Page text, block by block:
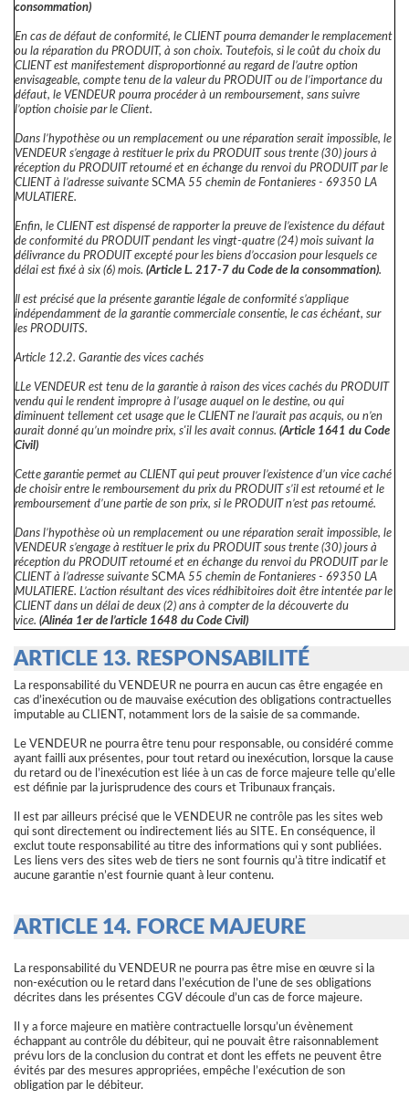
consommation)
En cas de défaut de conformité, le CLIENT pourra demander le remplacement
ou la réparation du PRODUIT, à son choix. Toutefois, si le coût du choix du
CLIENT est manifestement disproportionné au regard de l’autre option
envisageable, compte tenu de la valeur du PRODUIT ou de l’importance du
défaut, le VENDEUR pourra procéder à un remboursement, sans suivre
l’option choisie par le Client.
Dans l’hypothèse ou un remplacement ou une réparation serait impossible, le
VENDEUR s’engage à restituer le prix du PRODUIT sous trente (30) jours à
réception du PRODUIT retourné et en échange du renvoi du PRODUIT par le
CLIENT à l’adresse suivante SCMA 55 chemin de Fontanieres - 69350 LA
MULATIERE.
Enfin, le CLIENT est dispensé de rapporter la preuve de l’existence du défaut
de conformité du PRODUIT pendant les vingt-quatre (24) mois suivant la
délivrance du PRODUIT excepté pour les biens d’occasion pour lesquels ce
délai est fixé à six (6) mois. (Article L. 217-7 du Code de la consommation).
Il est précisé que la présente garantie légale de conformité s’applique
indépendamment de la garantie commerciale consentie, le cas échéant, sur
les PRODUITS.
Article 12.2. Garantie des vices cachés
LLe VENDEUR est tenu de la garantie à raison des vices cachés du PRODUIT
vendu qui le rendent impropre à l’usage auquel on le destine, ou qui
diminuent tellement cet usage que le CLIENT ne l’aurait pas acquis, ou n’en
aurait donné qu’un moindre prix, s'il les avait connus. (Article 1641 du Code
Civil)
Cette garantie permet au CLIENT qui peut prouver l’existence d’un vice caché
de choisir entre le remboursement du prix du PRODUIT s’il est retourné et le
remboursement d’une partie de son prix, si le PRODUIT n’est pas retourné.
Dans l’hypothèse où un remplacement ou une réparation serait impossible, le
VENDEUR s’engage à restituer le prix du PRODUIT sous trente (30) jours à
réception du PRODUIT retourné et en échange du renvoi du PRODUIT par le
CLIENT à l’adresse suivante SCMA 55 chemin de Fontanieres - 69350 LA
MULATIERE. L’action résultant des vices rédhibitoires doit être intentée par le
CLIENT dans un délai de deux (2) ans à compter de la découverte du
vice. (Alinéa 1er de l’article 1648 du Code Civil)
ARTICLE 13. RESPONSABILITÉ
La responsabilité du VENDEUR ne pourra en aucun cas être engagée en
cas d’inexécution ou de mauvaise exécution des obligations contractuelles
imputable au CLIENT, notamment lors de la saisie de sa commande.
Le VENDEUR ne pourra être tenu pour responsable, ou considéré comme
ayant failli aux présentes, pour tout retard ou inexécution, lorsque la cause
du retard ou de l’inexécution est liée à un cas de force majeure telle qu’elle
est définie par la jurisprudence des cours et Tribunaux français.
Il est par ailleurs précisé que le VENDEUR ne contrôle pas les sites web
qui sont directement ou indirectement liés au SITE. En conséquence, il
exclut toute responsabilité au titre des informations qui y sont publiées.
Les liens vers des sites web de tiers ne sont fournis qu’à titre indicatif et
aucune garantie n’est fournie quant à leur contenu.
ARTICLE 14. FORCE MAJEURE
La responsabilité du VENDEUR ne pourra pas être mise en œuvre si la
non-exécution ou le retard dans l’exécution de l’une de ses obligations
décrites dans les présentes CGV découle d’un cas de force majeure.
Il y a force majeure en matière contractuelle lorsqu’un évènement
échappant au contrôle du débiteur, qui ne pouvait être raisonnablement
prévu lors de la conclusion du contrat et dont les effets ne peuvent être
évités par des mesures appropriées, empêche l’exécution de son
obligation par le débiteur.